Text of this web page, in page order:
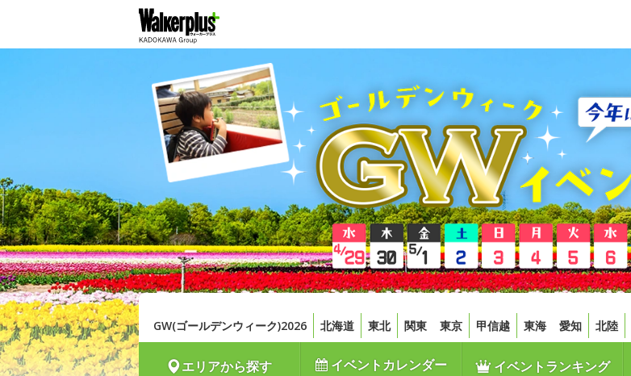
GW(ゴールデンウィーク)2026 北海道 東北 関東 東京 甲信越 東海 愛知 北陸
エリアから探す イベントカレンダー イベントランキング